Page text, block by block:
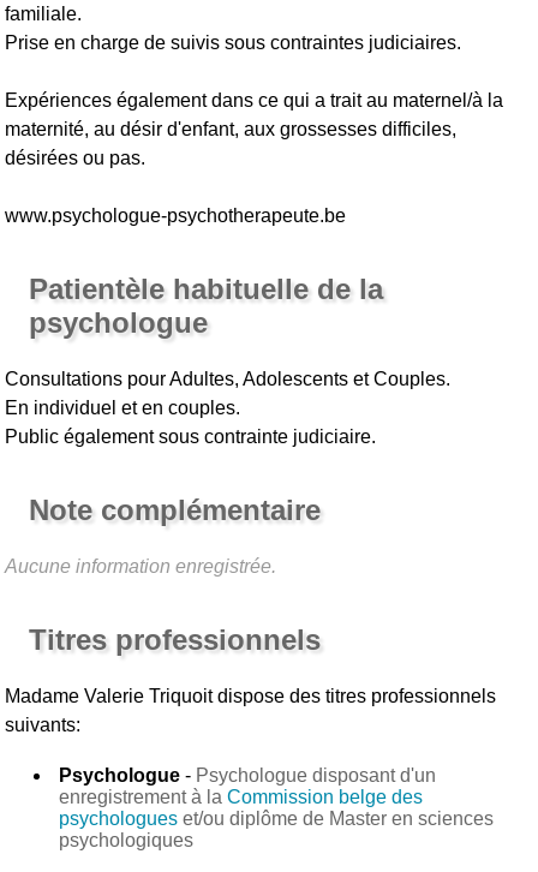
familiale.
Prise en charge de suivis sous contraintes judiciaires.
Expériences également dans ce qui a trait au maternel/à la
maternité, au désir d'enfant, aux grossesses difficiles,
désirées ou pas.
www.psychologue-psychotherapeute.be
Patientèle habituelle de la
psychologue
Consultations pour Adultes, Adolescents et Couples.
En individuel et en couples.
Public également sous contrainte judiciaire.
Note complémentaire
Aucune information enregistrée.
Titres professionnels
Madame Valerie Triquoitdispose des titres professionnels
suivants:
Psychologue - Psychologue disposant d'un
enregistrement à laCommission belge des
psychologues et/ou diplôme de Master en sciences
psychologiques